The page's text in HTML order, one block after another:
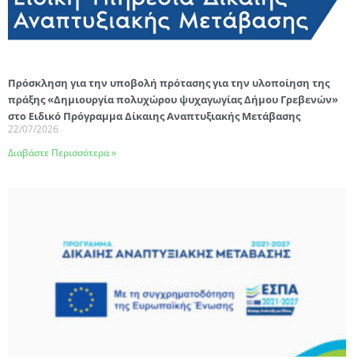
Πρόσκληση για την υποβολή πρότασης για την υλοποίηση της
πράξης «Δημιουργία πολυχώρου ψυχαγωγίας Δήμου Γρεβενών»
στο Ειδικό Πρόγραμμα Δίκαιης Αναπτυξιακής Μετάβασης
22/07/2026
Διαβάστε Περισσότερα »